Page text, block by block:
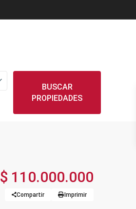
BUSCAR
PROPIEDADES
$ 110.000.000
Compartir Imprimir